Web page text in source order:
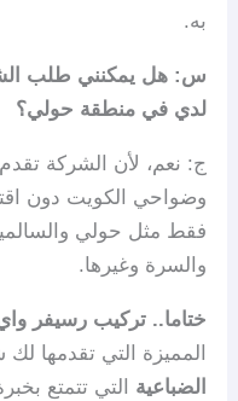
به.
س: هل يمكنني طلب
لدي في منطقة حولي؟
ج: نعم، لأن الشركة
وضواحي الكويت دون
فقط مثل حولي
والسرة وغيرها.
ختاما.. تركيب رسيفر
المميزة التي تقدمها
الضباعية التي تتمتع